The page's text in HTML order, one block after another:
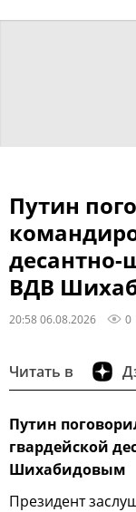
Путин
ВДВ
20:58 06.08.2026 0
Читать в
Путин
гвардейской
Шихабидовым
Президент